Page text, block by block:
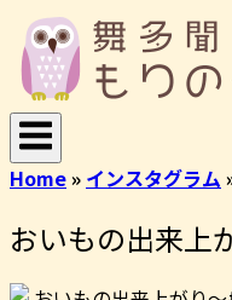
ン
テ
ン
ツ
へ
ス
キ
ッ
プ
ー
ム
Home» インスタグラム
おいもの出来上